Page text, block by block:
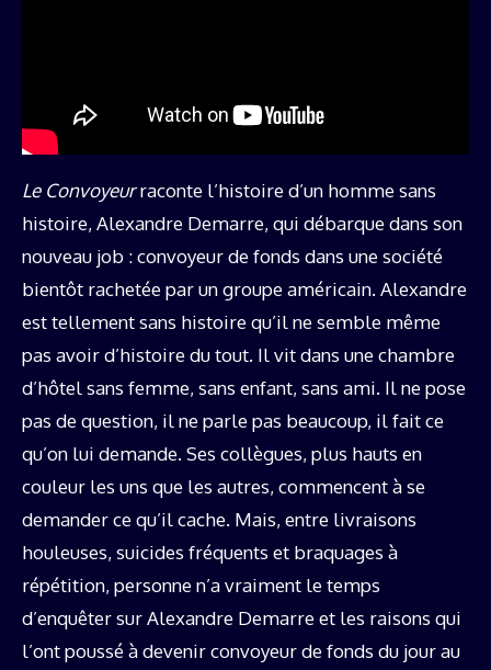
Le Convoyeurraconte l’histoire d’un homme sans
histoire, Alexandre Demarre, qui débarque dans son
nouveau job : convoyeur de fonds dans une société
bientôt rachetée par un groupe américain. Alexandre
est tellement sans histoire qu’il ne semble même
pas avoir d’histoire du tout. Il vit dans une chambre
d’hôtel sans femme, sans enfant, sans ami. Il ne pose
pas de question, il ne parle pas beaucoup, il fait ce
qu’on lui demande. Ses collègues, plus hauts en
couleur les uns que les autres, commencent à se
demander ce qu’il cache. Mais, entre livraisons
houleuses, suicides fréquents et braquages à
répétition, personne n’a vraiment le temps
d’enquêter sur Alexandre Demarre et les raisons qui
l’ont poussé à devenir convoyeur de fonds du jour au